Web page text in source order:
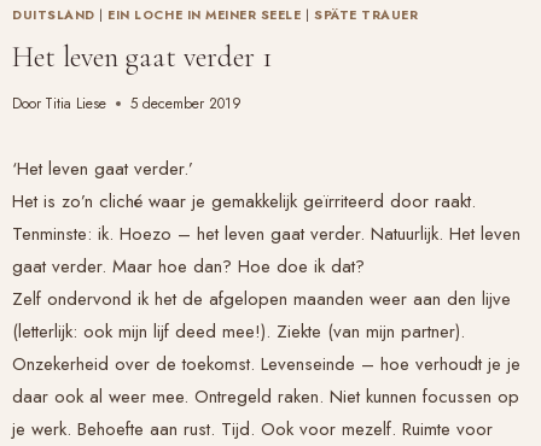
DUITSLAND | EIN LOCHE IN MEINER SEELE |SPÄTE TRAUER
Het leven gaat verder 1
Door Titia Liese 5 december 2019
‘Het leven gaat verder.’
Het is zo’n cliché waar je gemakkelijk geïrriteerd door raakt.
Tenminste: ik. Hoezo – het leven gaat verder. Natuurlijk. Het leven
gaat verder. Maar hoe dan? Hoe doe ik dat?
Zelf ondervond ik het de afgelopen maanden weer aan den lijve
(letterlijk: ook mijn lijf deed mee!). Ziekte (van mijn partner).
Onzekerheid over de toekomst. Levenseinde – hoe verhoudt je je
daar ook al weer mee. Ontregeld raken. Niet kunnen focussen op
je werk. Behoefte aan rust. Tijd. Ook voor mezelf. Ruimte voor